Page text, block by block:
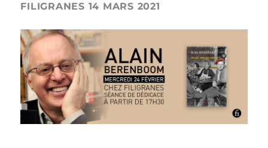
FILIGRANES 14 MARS 2021